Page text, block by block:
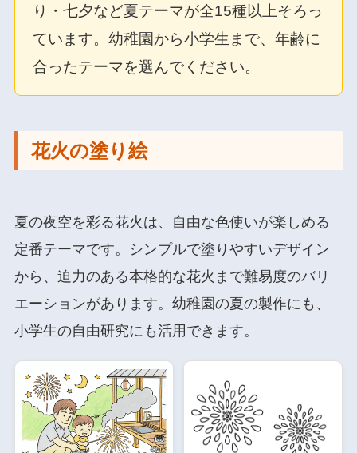
り・七夕など夏テーマが全15種以上そろっ
ています。幼稚園から小学生まで、年齢に
合ったテーマを選んでください。
花火の塗り絵
夏の夜空を彩る花火は、自由な色使いが楽しめる
定番テーマです。シンプルで塗りやすいデザイン
から、迫力のある本格的な花火まで難易度のバリ
エーションがあります。幼稚園の夏の製作にも、
小学生の自由研究にも活用できます。